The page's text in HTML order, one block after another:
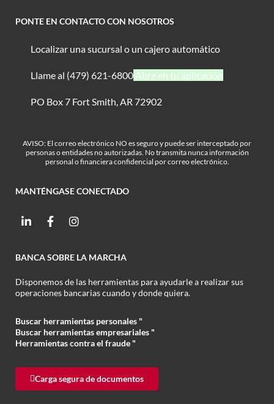
PONTE EN CONTACTO CON NOSOTROS
Localizar una sucursal o un cajero automático
Llame al (479) 621-6800 Abre en tu aplicación
PO Box 7 Fort Smith, AR 72902
AVISO: El correo electrónico NO es seguro y puede ser interceptado por
personas o entidades no autorizadas. No transmita nunca información
personal o financiera confidencial por correo electrónico.
MANTÉNGASE CONECTADO
BANCA SOBRE LA MARCHA
Disponemos de las herramientas para ayudarle a realizar sus
operaciones bancarias cuando y donde quiera.
Buscar herramientas personales "
Buscar herramientas empresariales "
Herramientas contra el fraude "
Carga segura de documentos